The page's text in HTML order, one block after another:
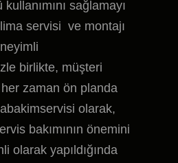
sağlamayı
servisi ve montajı
birlikte, müşteri
zaman ön planda
olarak,
bakımının önemini
olarak yapıldığında